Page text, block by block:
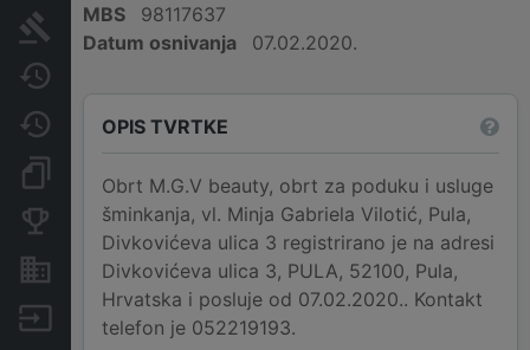
Sudske objave
Promjene
Konkurentske tvrtke
Nekretnine i imovina
Izvoz
MBS
98117637
Datum osnivanja
07.02.2020.
OPIS TVRTKE
Obrt M.G.V beauty, obrt za poduku i usluge
šminkanja, vl. Minja Gabriela Vilotić, Pula,
Divkovićeva ulica 3 registrirano je na adresi
Divkovićeva ulica 3, PULA, 52100, Pula,
Hrvatska i posluje od 07.02.2020.. Kontakt
telefon je 052219193.